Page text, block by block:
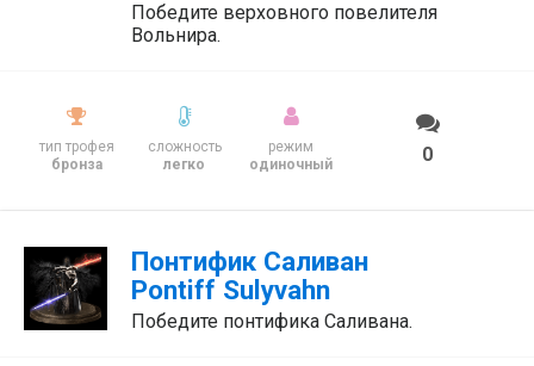
Победите верховного повелителя
Вольнира.
тип трофея
бронза
сложность
легко
режим
одиночный
0
Понтифик Саливан
Pontiff Sulyvahn
Победите понтифика Саливана.